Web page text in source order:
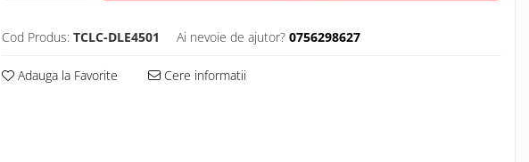
Cod Produs: TCLC-DLE4501 Ai nevoie de ajutor? 0756298627
Adauga la Favorite Cere informatii